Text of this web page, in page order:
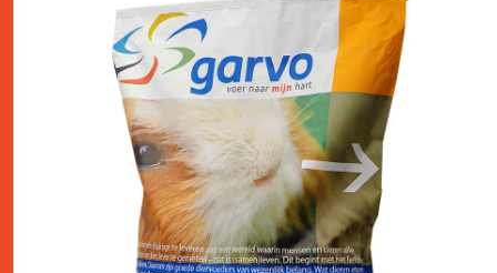
assortiment
vente
actualités
contact